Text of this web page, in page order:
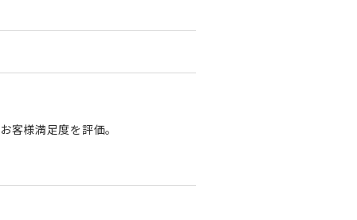
様満足度を評価。